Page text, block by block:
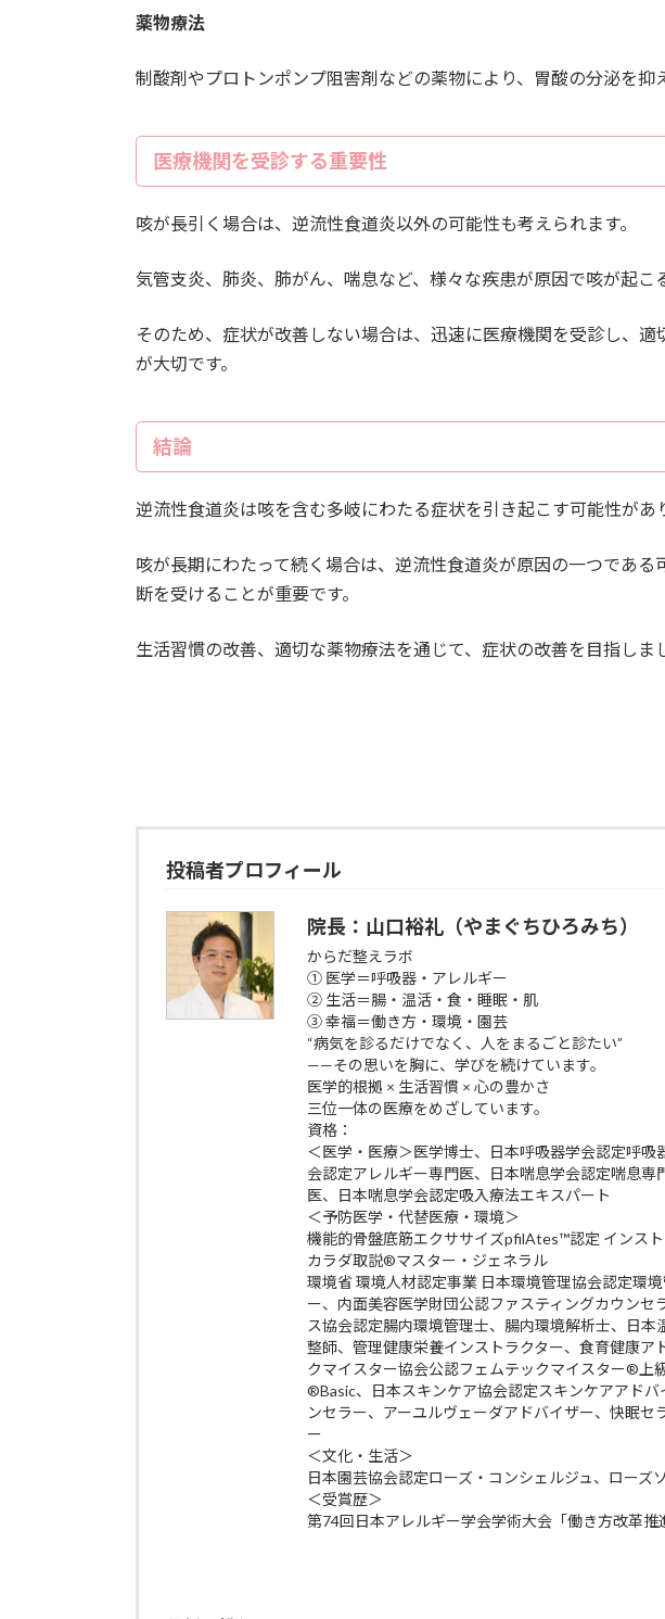
薬物療法
制酸剤やプロトンポンプ阻害剤などの薬物により、胃酸の分泌を抑
医療機関を受診する重要性
咳が長引く場合は、逆流性食道炎以外の可能性も考えられます。
気管支炎、肺炎、肺がん、喘息など、様々な疾患が原因で咳が起こ
そのため、症状が改善しない場合は、迅速に医療機関を受診し、適
が大切です。
結論
逆流性食道炎は咳を含む多岐にわたる症状を引き起こす可能性があ
咳が長期にわたって続く場合は、逆流性食道炎が原因の一つである
断を受けることが重要です。
生活習慣の改善、適切な薬物療法を通じて、症状の改善を目指しま
投稿者プロフィール
院長：山口裕礼（やまぐちひろみち）
からだ整えラボ
① 医学＝呼吸器・アレルギー
② 生活＝腸・温活・食・睡眠・肌
③ 幸福＝働き方・環境・園芸
“病気を診るだけでなく、人をまるごと診たい”
——その思いを胸に、学びを続けています。
医学的根拠 × 生活習慣 × 心の豊かさ
三位一体の医療をめざしています。
資格：
＜医学・医療＞医学博士、日本呼吸器学会認定呼吸
会認定アレルギー専門医、日本喘息学会認定喘息専
医、日本喘息学会認定吸入療法エキスパート
＜予防医学・代替医療・環境＞
機能的骨盤底筋エクササイズpfilAtes™認定 インス
カラダ取説®マスター・ジェネラル
環境省 環境人材認定事業 日本環境管理協会認定環
ー、内面美容医学財団公認ファスティングカウンセ
ス協会認定腸内環境管理士、腸内環境解析士、日本
整師、管理健康栄養インストラクター、食育健康ア
クマイスター協会公認フェムテックマイスター®上
®Basic、日本スキンケア協会認定スキンケアアドバ
ンセラー、アーユルヴェーダアドバイザー、快眠セ
ー
＜文化・生活＞
日本園芸協会認定ローズ・コンシェルジュ、ローズ
＜受賞歴＞
第74回日本アレルギー学会学術大会「働き方改革推